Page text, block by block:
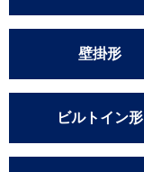
壁掛形
ビルトイン形